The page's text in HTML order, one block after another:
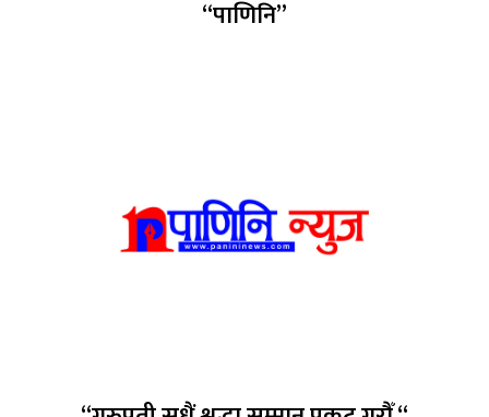
“पाणिनि”